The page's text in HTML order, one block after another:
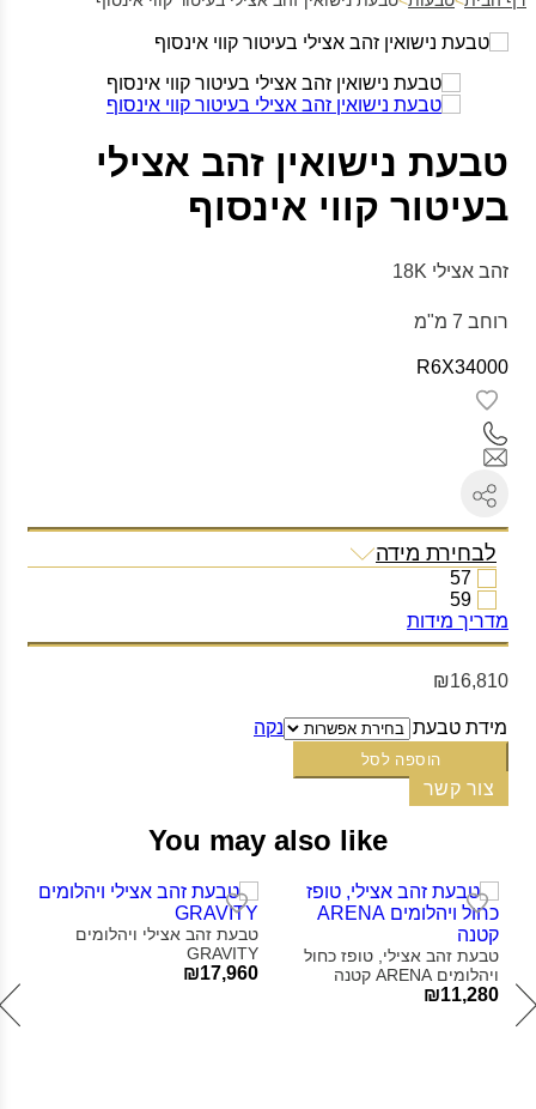
טבעת נישואין זהב אצילי
בעיטור קווי אינסוף
זהב אצילי 18K
רוחב 7 מ"מ
R6X34000
לבחירת מידה
57
59
מדריך מידות
₪16,810
מידת טבעת נקה
הוספה לסל
צור קשר
You may also like
טבעת זהב אצילי, טופז כחול
ויהלומים ARENA קטנה‎
₪11,280
טבעת זהב אצילי ויהלומים
GRAVITY‎
₪17,960